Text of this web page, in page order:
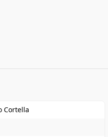
Cortella